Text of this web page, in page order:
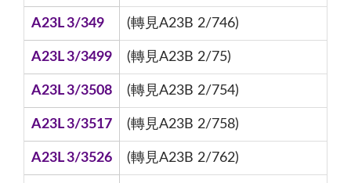
A23L 3/349 (轉見A23B 2/746)
A23L 3/3499 (轉見A23B 2/75)
A23L 3/3508 (轉見A23B 2/754)
A23L 3/3517 (轉見A23B 2/758)
A23L 3/3526 (轉見A23B 2/762)